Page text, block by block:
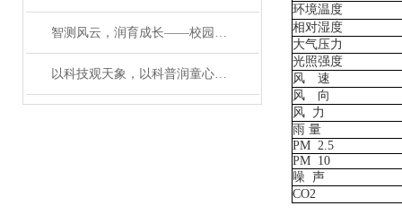
智测风云，润育成长——校园环境一体化气象站赋能科学教育
以科技观天象，以科普润童心——校园自动气象观测站赋能成长
环境温度
相对湿度
大气压力
光照强度
风 速
风 向
风 力
雨 量
PM 2.5
PM 10
噪 声
CO2